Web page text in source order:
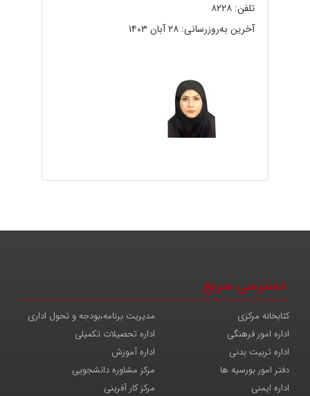
تلفن: ۸۲۲۸
آخرین به‌روزرسانی: ۲۸ آبان ۱۴۰۳
دسترسی سریع
مدیریت برنامه،بودجه و تحول اداری
کتابخانه مرکزی
اداره تحصیلات تکمیلی
اداره امور فرهنگی
اداره آموزش
اداره تربیت بدنی
مرکز مشاوره دانشجویی
دفتر امور بورسیه ها
مرکز کار آفرینی
اداره ایمنی